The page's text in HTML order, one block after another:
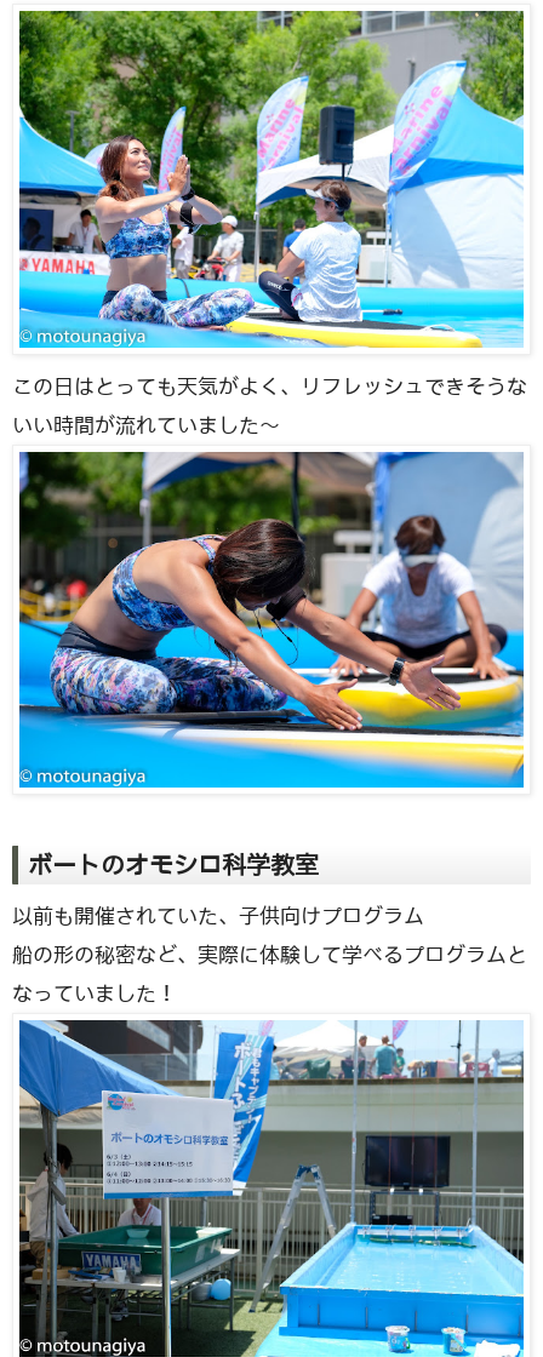
この日はとっても天気がよく、リフレッシュできそうな
いい時間が流れていました〜
ボートのオモシロ科学教室
以前も開催されていた、子供向けプログラム
船の形の秘密など、実際に体験して学べるプログラムと
なっていました！